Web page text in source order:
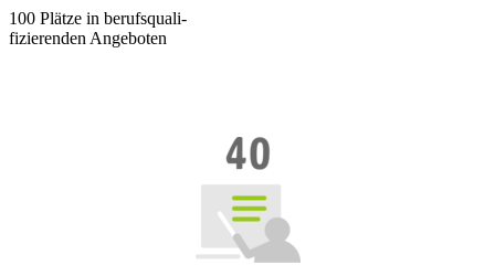
100 Plätze in berufsquali-
fizierenden Angeboten